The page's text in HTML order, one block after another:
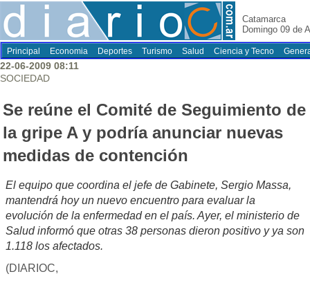
Catamarca
Domingo 09 de
Principal Economia Deportes Turismo Salud Ciencia y Tecno
22-06-2009 08:11
SOCIEDAD
Se reúne el Comité de Seguimiento de
la gripe A y podría anunciar nuevas
medidas de contención
El equipo que coordina el jefe de Gabinete, Sergio Massa,
mantendrá hoy un nuevo encuentro para evaluar la
evolución de la enfermedad en el país. Ayer, el ministerio de
Salud informó que otras 38 personas dieron positivo y ya son
1.118 los afectados.
(DIARIOC,